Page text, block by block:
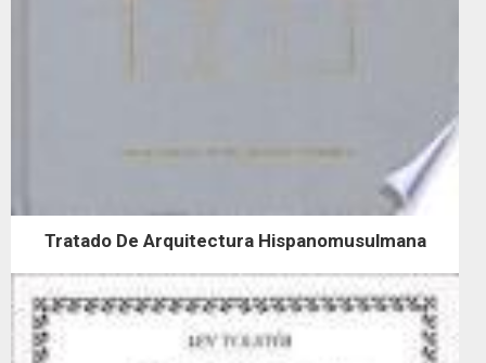
Tratado De Arquitectura Hispanomusulmana